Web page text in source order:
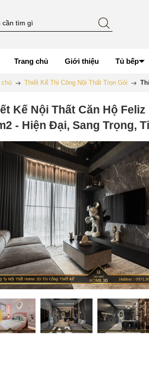
Trang chủ Giới thiệu Tủ bếp
chủ Thiết Kế Thi Công Nội Thất Trọn Gói
Kế Nội Thất Căn Hộ Feliz
- Hiện Đại, Sang Trọng,